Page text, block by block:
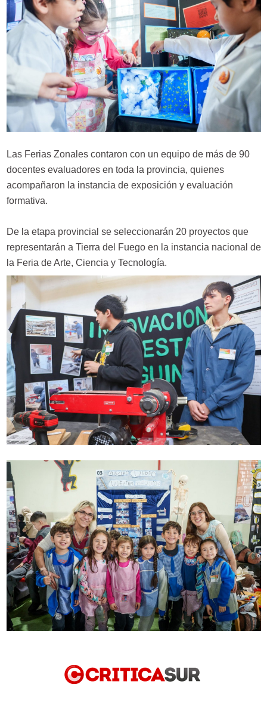
Las Ferias Zonales contaron con un equipo de más de 90
docentes evaluadores en toda la provincia, quienes
acompañaron la instancia de exposición y evaluación
formativa.
De la etapa provincial se seleccionarán 20 proyectos que
representarán a Tierra del Fuego en la instancia nacional de
la Feria de Arte, Ciencia y Tecnología.